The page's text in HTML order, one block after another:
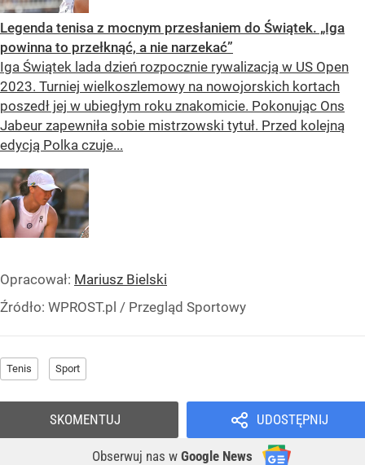
Legenda tenisa z mocnym przesłaniem do Świątek. „Iga
powinna to przełknąć, a nie narzekać”
Iga Świątek lada dzień rozpocznie rywalizacją w US Open
2023. Turniej wielkoszlemowy na nowojorskich kortach
poszedł jej w ubiegłym roku znakomicie. Pokonując Ons
Jabeur zapewniła sobie mistrzowski tytuł. Przed kolejną
edycją Polka czuje...
Opracował: Mariusz Bielski
Źródło: WPROST.pl / Przegląd Sportowy
Tenis Sport
UDOSTĘPNIJ
Obserwuj nas w Google News
SKOMENTUJ